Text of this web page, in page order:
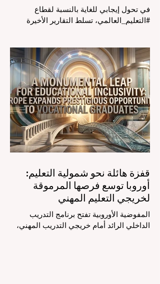
في تحول إيجابي للغاية بالنسبة لقطاع
#التعليم_العالمي، تسلط التقارير الأخيرة
الفصول الدراسية في جميع أنحاء العالم، وهو
أمر يثير اهتماماً كبيراً في الأوساط الأكاديمية
العربية التي تسعى للريادة. إن الدمج السريع
لمساعدي #الذكاء_الاصطناعي المتخصصين
والمصممين خصيصاً للمعلمين يُحدث ثورة
حقيقية في مهنة التدريس. ومن خلال الأتمتة
الناجحة للمهام الإدارية التي تستغرق وقتاً
طويلاً، تبشر هذه الأدوات المتقدمة بعصر
قفزة هائلة نحو شمولية التعليم:
أوروبا توسع فرصها المرموقة
لخريجي التعليم المهني
المفوضية الأوروبية تفتح برنامج التدريب
الداخلي الرائد أمام خريجي التدريب المهني،